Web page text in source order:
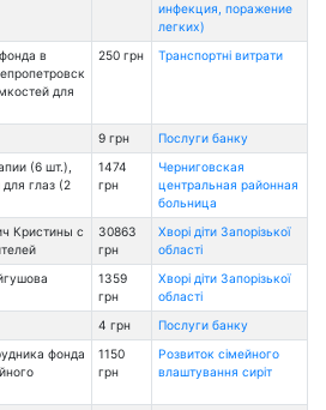
инфекция, поражение
легких)
в
для
250 грн Транспортні витрати
9 грн Послуги банку
(6 шт.),
глаз (2
1474
грн
Черниговская
центральная районная
больница
Кристины с
30863
грн
Хворі діти Запорізької
області
1359
грн
Хворі діти Запорізької
області
4 грн Послуги банку
фонда
1150
грн
Розвиток сімейного
влаштування сиріт